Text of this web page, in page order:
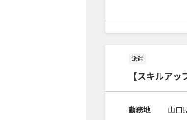
派遣
【スキルア
勤務地
山口